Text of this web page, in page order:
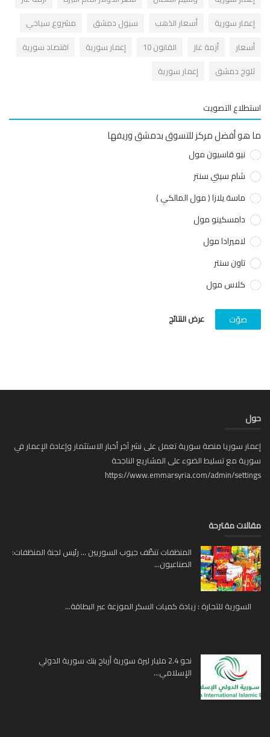
سورية
أسعار الذهب سيول دمشق
مشروع سياحي
أزمة غاز القانون 10 إعمار سورية
اقتصاد سورية
دمشق
إعمار سورية
التصويت
أفضل مركز للتسوق بدمشق وريفها
نيو قاسيون مول
شام سيتي سنتر
ماسة يلازا ( مول المالكي )
دامسكينو مول
لاميرادا مول
تاون سنتر
كلاس مول
عرض النتائج
سوريا منصة سورية تعمل على نشر آخر أخبار الاستثمار وإعادة الإعمار في
مع تسليط الضوء على المشاريع الناجحة
https://www.emmarsyria.com/admin/
مقترحة
المنظفات تنظّف جيوب السوريين … رئيس لجنة المنظفات:
الصناعيون...
السورية للتجارة : زيادة كميات السكر الموزعة عبر البطاقة...
نحو 2.4 مليار ليرة سورية أرباح بنك سورية الدولي
الإسلامي...